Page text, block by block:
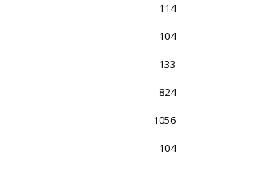
114
104
133
824
1056
104